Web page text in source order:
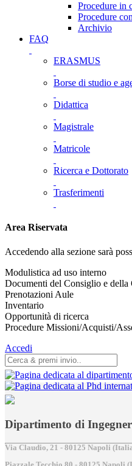
Procedure in
Procedure
Archivio
FAQ
ERASMUS
Borse di studio e
Didattica
Magistrale
Matricole
Ricerca e Dottorato
Trasferimenti
Area Riservata
Accedendo alla sezione sarà
Modulistica ad uso interno
Documenti del Consiglio e della
Prenotazioni Aule
Inventario
Opportunità di ricerca
Procedure Missioni/Acquisti/
Accedi
Dipartimento di
Via Claudio, 21 - 80125 Napoli